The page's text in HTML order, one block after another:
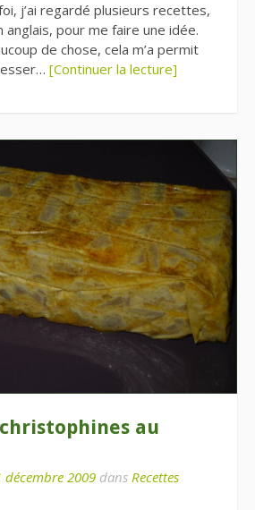
j’ai regardé plusieurs recettes,
anglais, pour me faire une idée.
de chose, cela m’a permit
[Continuer la lecture]
au
décembre 2009 dans Recettes